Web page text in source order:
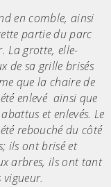
en comble, ainsi
partie du parc
La grotte, elle-
de sa grille brisés
que la chaire de
enlevé ainsi que
et enlevés. Le
rebouché du côté
ils ont brisé et
arbres, ils ont tant